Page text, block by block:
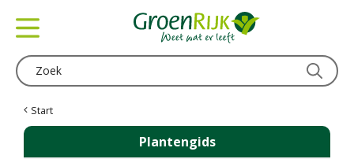
Start
Plantengids